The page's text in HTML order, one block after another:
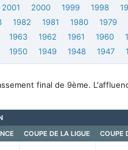
2001 2000 1999 1998
1982 1981 1980 1979
1963 1962 1961 1960
1950 1949 1948 1947
final de 9ème.
COUPE DE LA LIGUE COUPE